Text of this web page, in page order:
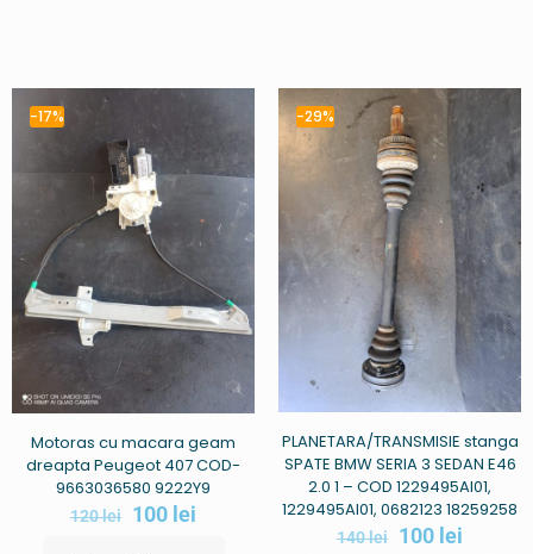
-17%
Motoras cu macara geam
dreapta Peugeot 407 COD-
9663036580 9222Y9
120lei 100 lei
-29%
PLANETARA/TRANSMISIE stanga
SPATE BMW SERIA 3 SEDAN E46
2.0 1 – COD 1229495AI01,
1229495AI01, 0682123 18259258
140lei 100 lei